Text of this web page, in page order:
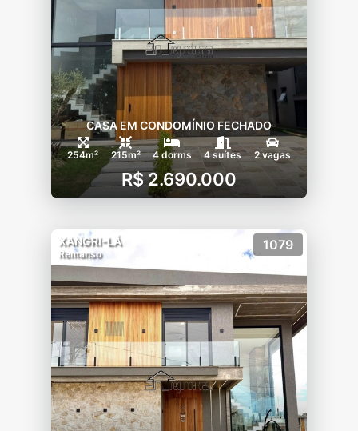
CASA EM CONDOMÍNIO FECHADO
254m² 215m² 4 dorms 4 suítes 2 vagas
R$ 2.690.000
XANGRI-LÁ
Remanso
1079